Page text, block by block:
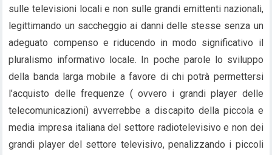
sulle televisioni locali e non sulle grandi emittenti nazionali,
legittimando un saccheggio ai danni delle stesse senza un
adeguato compenso e riducendo in modo significativo il
pluralismo informativo locale. In poche parole lo sviluppo
della banda larga mobile a favore di chi potrà permettersi
l’acquisto delle frequenze ( ovvero i grandi player delle
telecomunicazioni) avverrebbe a discapito della piccola e
media impresa italiana del settore radiotelevisivo e non dei
grandi player del settore televisivo, penalizzando i piccoli